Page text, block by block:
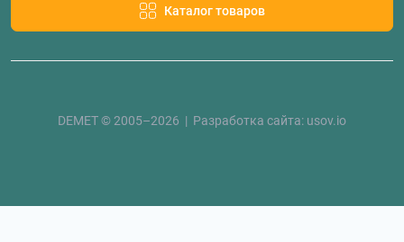
Каталог товаров
DEMET © 2005–2026 | Разработка сайта: usov.io